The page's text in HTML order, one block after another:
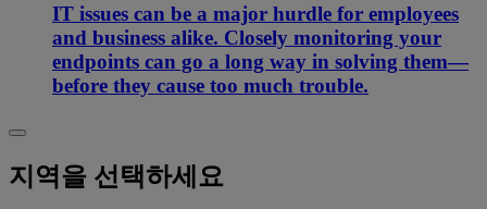
IT issues can be a major hurdle for employees
and business alike. Closely monitoring your
endpoints can go a long way in solving them—
before they cause too much trouble.
지역을 선택하세요